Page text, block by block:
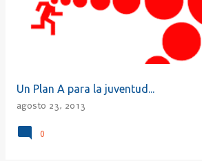
Un Plan A para la juventud...
agosto 23, 2013
0